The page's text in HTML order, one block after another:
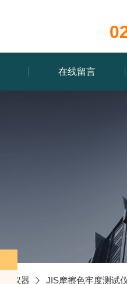
在线留言
试仪器 JIS摩擦色牢度测试